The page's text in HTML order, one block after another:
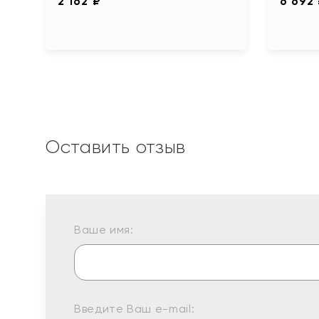
Оставить отзыв
Ваше имя:
Введите Ваш e-mail: